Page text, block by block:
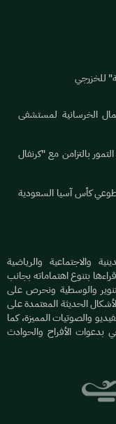
للخزرجي
الخرسانية لمستشفى
بالتزامن مع "كرنفال
كأس آسيا السعودية
والاجتماعية والرياضية
بتنوع اهتماماته بجانب
والوسطية ونحرص على
الحديثة المعتمدة على
والصوتيات المميزة، كما
الأفراح والحوادث